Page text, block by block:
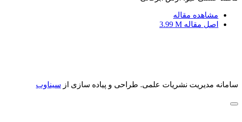
مشاهده مقاله
اصل مقاله 3.99 M
سامانه مدیریت نشریات علمی. طراحی و پیاده سازی از سیناوب